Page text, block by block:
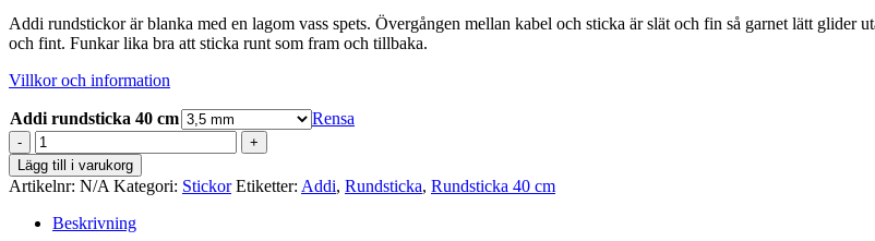
Addi rundstickor är blanka med en lagom vass spets. Övergången mellan kabel och sticka är slät och fin så garnet lätt glider
och fint. Funkar lika bra att sticka runt som fram och tillbaka.
Villkor och information
Addi rundsticka 40 cm
Rensa
Addi
rundsticka
40
cm
mängd
Lägg till i varukorg
Artikelnr: N/A Kategori: Stickor Etiketter: Addi, Rundsticka, Rundsticka 40 cm
Beskrivning